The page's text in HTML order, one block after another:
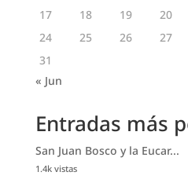
17
18 19 20
24
25 26 27
31
« Jun
Entradas más
San Juan Bosco y la Eucar...
1.4k vistas